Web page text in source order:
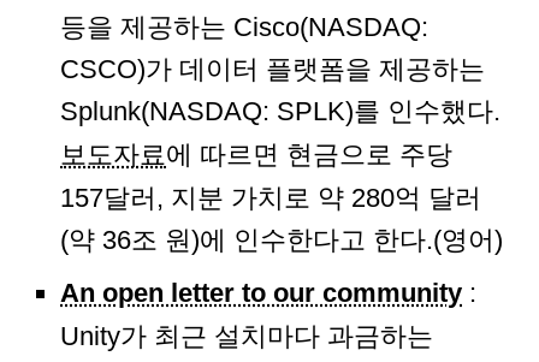
등을 제공하는 Cisco(NASDAQ:
CSCO)가 데이터 플랫폼을 제공하는
Splunk(NASDAQ: SPLK)를 인수했다.
보도자료에 따르면 현금으로 주당
157달러, 지분 가치로 약 280억 달러
(약 36조 원)에 인수한다고 한다.(영어)
An open letter to our community :
Unity가 최근 설치마다 과금하는